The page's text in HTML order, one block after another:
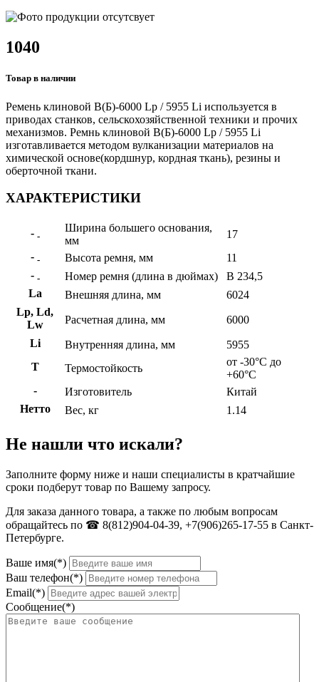
1040
Товар в наличии
Ремень клиновой В(Б)-6000 Lp / 5955 Li используется в
приводах станков, сельскохозяйственной техники и прочих
механизмов. Ремнь клиновой В(Б)-6000 Lp / 5955 Li
изготавливается методом вулканизации материалов на
химической основе(кордшнур, кордная ткань), резины и
оберточной ткани.
ХАРАКТЕРИСТИКИ
- -
Ширина большего основания,
мм
17
- - Высота ремня, мм
11
- - Номер ремня (длина в дюймах)
B 234,5
La
Внешняя длина, мм
6024
Lp, Ld,
Lw
Расчетная длина, мм
6000
Li
Внутренняя длина, мм
5955
Т
Термостойкость
от -30°C до
+60°C
-
Изготовитель
Китай
Нетто
Вес, кг 1.14
Не нашли что искали?
Заполните форму ниже и наши специалисты в кратчайшие
сроки подберут товар по Вашему запросу.
Для заказа данного товара, а также по любым вопросам
обращайтесь по ☎ 8(812)904-04-39, +7(906)265-17-55 в Санкт-
Петербурге.
Ваше имя(*)
Ваш телефон(*)
Email(*)
Сообщение(*)